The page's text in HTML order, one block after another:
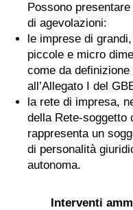
Possono presentare
di agevolazioni:
le imprese di
piccole e micro
come da definizione
all’Allegato I del
la rete di impresa,
della Rete-soggetto
rappresenta un
di personalità
autonoma.
Interventi